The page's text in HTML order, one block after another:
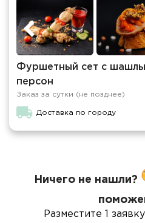
Фуршетный сет с
персон
Заказ за сутки (не позднее)
Доставка по городу
Ничего не нашли?
Разместите 1